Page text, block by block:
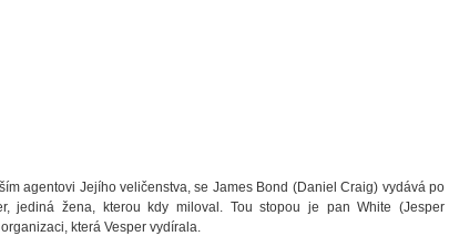
agentovi Jejího veličenstva, se James Bond (Daniel Craig) vydává po
jediná žena, kterou kdy miloval. Tou stopou je pan White (Jesper
která Vesper vydírala.